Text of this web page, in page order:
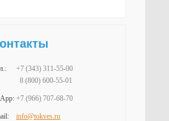
+7 (343) 311-55-00
8 (800) 600-55-01
+7 (966) 707-68-70
info@tokves.ru